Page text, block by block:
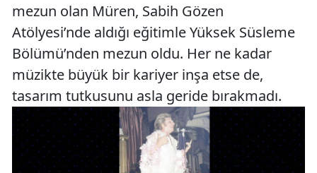
mezun olan Müren, Sabih Gözen
Atölyesi’nde aldığı eğitimle Yüksek Süsleme
Bölümü’nden mezun oldu. Her ne kadar
müzikte büyük bir kariyer inşa etse de,
tasarım tutkusunu asla geride bırakmadı.